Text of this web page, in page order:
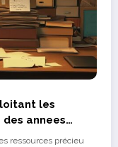
les
annees
ressources précieu